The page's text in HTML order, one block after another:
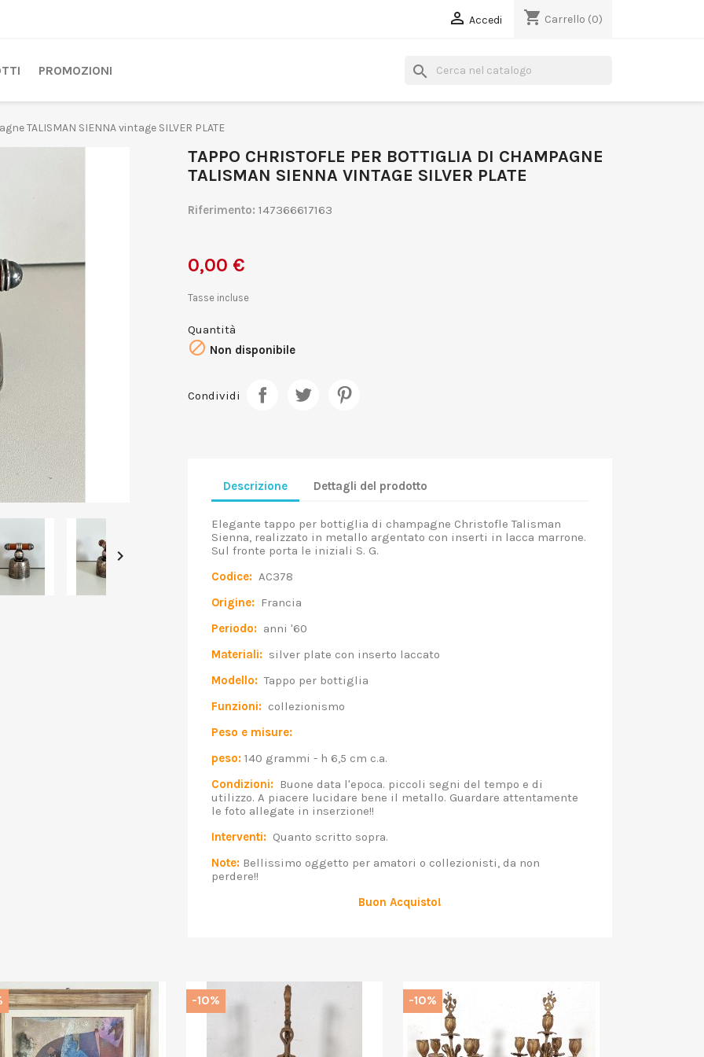
 Accedi shopping_cart Carrello (0)
PROMOZIONI search
TALISMAN SIENNA vintage SILVER PLATE

TAPPO CHRISTOFLE PER BOTTIGLIA DI CHAMPAGNE
TALISMAN SIENNA VINTAGE SILVER PLATE
Riferimento: 147366617163
0,00 €
Tasse incluse
Quantità
 Non disponibile
Condividi
Descrizione Dettagli del prodotto
Elegante tappo per bottiglia di champagne Christofle Talisman
Sienna, realizzato in metallo argentato con inserti in lacca marrone.
Sul fronte porta le iniziali S. G.
Codice: AC378
Origine: Francia
Periodo: anni '60
Materiali: silver plate con inserto laccato
Modello: Tappo per bottiglia
Funzioni: collezionismo
Peso e misure:
peso: 140 grammi - h 6,5 cm c.a.
Condizioni: Buone data l'epoca. piccoli segni del tempo e di
utilizzo. A piacere lucidare bene il metallo. Guardare attentamente
le foto allegate in inserzione!!
Interventi: Quanto scritto sopra.
Note: Bellissimo oggetto per amatori o collezionisti, da non
perdere!!
Buon Acquisto!
-10% -10%